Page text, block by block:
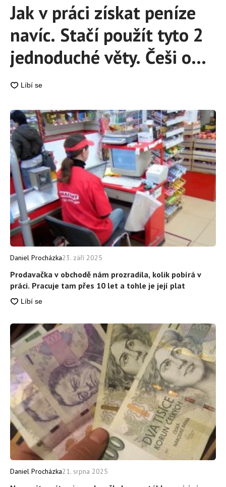
Jak v práci získat peníze
navíc. Stačí použít tyto 2
jednoduché věty. Češi o
nich neví a pak si stěžují,
Prodavačka v obchodě nám prozradila, kolik pobírá v
práci. Pracuje tam přes 10 let a tohle je její plat
Daniel Procházka23. září 2025
Daniel Procházka21. srpna 2025